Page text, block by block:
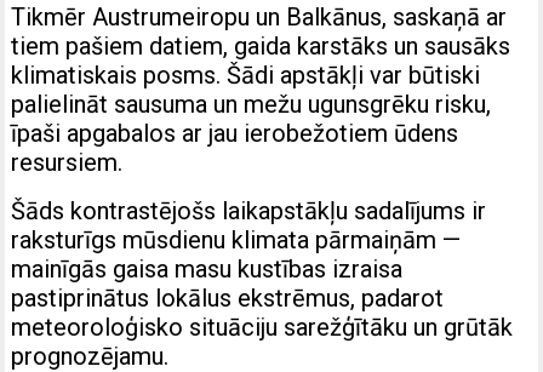
Tikmēr Austrumeiropu un Balkānus, saskaņā ar
tiem pašiem datiem, gaida karstāks un sausāks
klimatiskais posms. Šādi apstākļi var būtiski
palielināt sausuma un mežu ugunsgrēku risku,
īpaši apgabalos ar jau ierobežotiem ūdens
resursiem.
Šāds kontrastējošs laikapstākļu sadalījums ir
raksturīgs mūsdienu klimata pārmaiņām —
mainīgās gaisa masu kustības izraisa
pastiprinātus lokālus ekstrēmus, padarot
meteoroloģisko situāciju sarežģītāku un grūtāk
prognozējamu.